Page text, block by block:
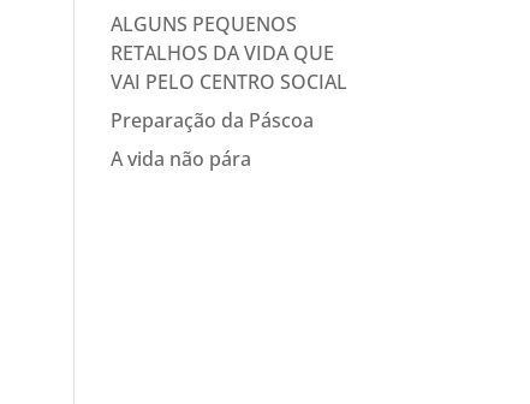
ALGUNS PEQUENOS
RETALHOS DA VIDA QUE
VAI PELO CENTRO SOCIAL
Preparação da Páscoa
A vida não pára